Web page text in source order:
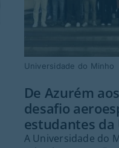
Universidade do Minho
De Azurém
desafio
estudantes da
A Universidade do